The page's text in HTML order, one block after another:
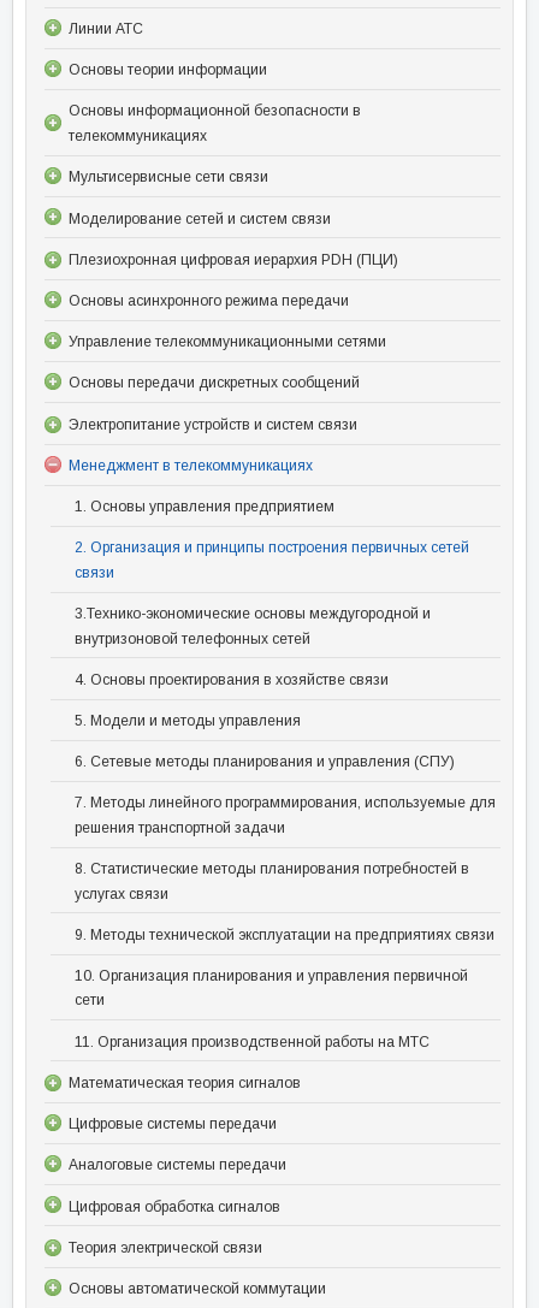
Линии АТС
Основы теории информации
Основы информационной безопасности в
телекоммуникациях
Мультисервисные сети связи
Моделирование сетей и систем связи
Плезиохронная цифровая иерархия PDH (ПЦИ)
Основы асинхронного режима передачи
Управление телекоммуникационными сетями
Основы передачи дискретных сообщений
Электропитание устройств и систем связи
Менеджмент в телекоммуникациях
1. Основы управления предприятием
2. Организация и принципы построения первичных сетей
связи
3.Технико-экономические основы междугородной и
внутризоновой телефонных сетей
4. Основы проектирования в хозяйстве связи
5. Модели и методы управления
6. Сетевые методы планирования и управления (СПУ)
7. Методы линейного программирования, используемые для
решения транспортной задачи
8. Статистические методы планирования потребностей в
услугах связи
9. Методы технической эксплуатации на предприятиях связи
10. Организация планирования и управления первичной
сети
11. Организация производственной работы на МТС
Математическая теория сигналов
Цифровые системы передачи
Аналоговые системы передачи
Цифровая обработка сигналов
Теория электрической связи
Основы автоматической коммутации